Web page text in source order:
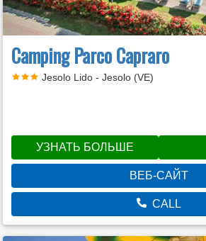
Camping Parco Capraro
Jesolo Lido - Jesolo (VE)
УЗНАТЬ БОЛЬШЕ
ВЕБ-САЙТ
CALL